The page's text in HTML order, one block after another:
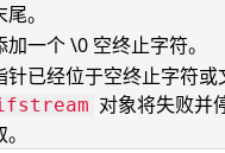
。
一个 \0 空终止字符。
针已经位于空终止字符或
对象将失败并